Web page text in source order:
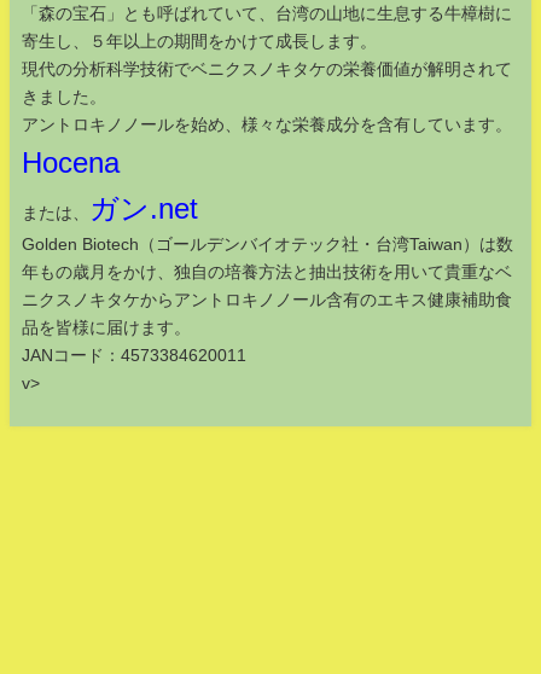
「森の宝石」とも呼ばれていて、台湾の山地に生息する牛樟樹に
寄生し、５年以上の期間をかけて成長します。
現代の分析科学技術でベニクスノキタケの栄養価値が解明されて
きました。
アントロキノノールを始め、様々な栄養成分を含有しています。
Hocena
または、 ガン.net
Golden Biotech（ゴールデンバイオテック社・台湾Taiwan）は数
年もの歳月をかけ、独自の培養方法と抽出技術を用いて貴重なベ
ニクスノキタケからアントロキノノール含有のエキス健康補助食
品を皆様に届けます。
JANコード：4573384620011
v>